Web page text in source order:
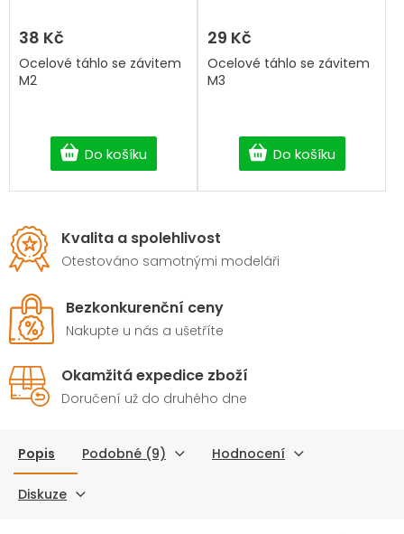
38 Kč
Do košíku
Ocelové táhlo se závitem
M2
29 Kč
Do košíku
Ocelové táhlo se závitem
M3
Kvalita a spolehlivost
Otestováno samotnými modeláři
Bezkonkurenční ceny
Nakupte u nás a ušetříte
Okamžitá expedice zboží
Doručení už do druhého dne
Popis Podobné (9) Hodnocení
Diskuze